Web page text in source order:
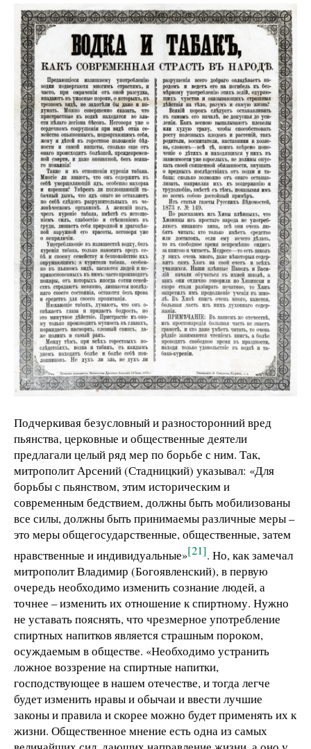
Подчеркивая безусловный и разносторонний вред
пьянства, церковные и общественные деятели
предлагали целый ряд мер по борьбе с ним. Так,
митрополит Арсений (Стадницкий) указывал: «Для
борьбы с пьянством, этим историческим и
современным бедствием, должны быть мобилизованы
все силы, должны быть принимаемы различные меры –
это меры общегосударственные, общественные, затем
нравственные и индивидуальные»[21]. Но, как замечал
митрополит Владимир (Богоявленский), в первую
очередь необходимо изменить сознание людей, а
точнее – изменить их отношение к спиртному. Нужно
не уставать пояснять, что чрезмерное употребление
спиртных напитков является страшным пороком,
осуждаемым в обществе. «Необходимо устранить
ложное воззрение на спиртные напитки,
господствующее в нашем отечестве, и тогда легче
будет изменить нравы и обычаи и ввести лучшие
законы и правила и скорее можно будет применять их к
жизни. Общественное мнение есть одна из самых